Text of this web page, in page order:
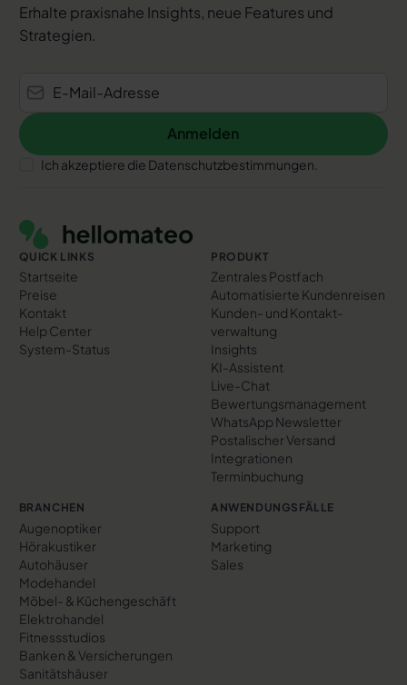
Erhalte praxisnahe Insights, neue Features und
Strategien.
Anmelden
Anmelden
Ich akzeptiere die Datenschutzbestimmungen.
QUICK LINKS
Startseite
Preise
Kontakt
Help Center
System-Status
PRODUKT
Zentrales Postfach
Automatisierte Kundenreisen
Kunden- und Kontakt­
verwaltung
Insights
KI-Assistent
Live-Chat
Bewertungs­management
WhatsApp Newsletter
Postalischer Versand
Integrationen
Terminbuchung
BRANCHEN
Augenoptiker
Hörakustiker
Autohäuser
Modehandel
Möbel- & Küchengeschäft
Elektrohandel
Fitnessstudios
Banken & Versicherungen
Sanitätshäuser
ANWENDUNGSFÄLLE
Support
Marketing
Sales